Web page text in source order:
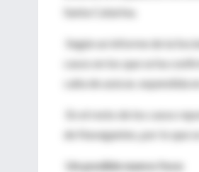
Santa Catarina.
Según un informe de la
casos en los que se ha
caña de azúcar, expendida
En el resto de los casos
de Navegantes, por lo que
Un posible nuevo foco